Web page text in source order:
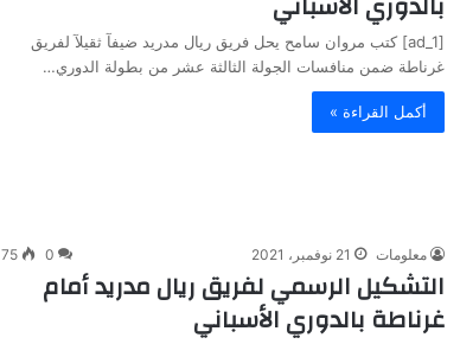
[ad_1] كتب مروان سامح يحل فريق ريال مدريد ضيفآ ثقيلآ لفريق
غرناطة ضمن منافسات الجولة الثالثة عشر من بطولة الدوري…
أكمل القراءة »
معلومات 21 نوفمبر، 2021 0
75
التشكيل الرسمي لفريق ريال مدريد أمام
غرناطة بالدوري الأسباني